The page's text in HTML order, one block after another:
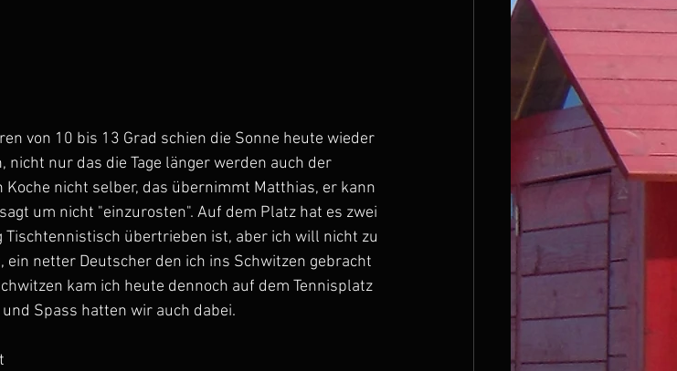
von 10 bis 13 Grad schien die Sonne heute wieder
nur das die Tage länger werden auch der
nicht selber, das übernimmt Matthias, er kann
um nicht "einzurosten". Auf dem Platz hat es zwei
Tischtennistisch übertrieben ist, aber ich will nicht zu
ein netter Deutscher den ich ins Schwitzen gebracht
kam ich heute dennoch auf dem Tennisplatz
Spass hatten wir auch dabei.